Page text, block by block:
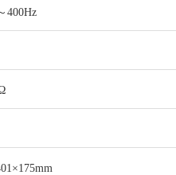
400Hz